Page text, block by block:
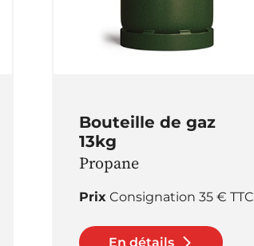
Bouteille de gaz
13kg
Propane
Prix Consignation 35 € TTC
En détails